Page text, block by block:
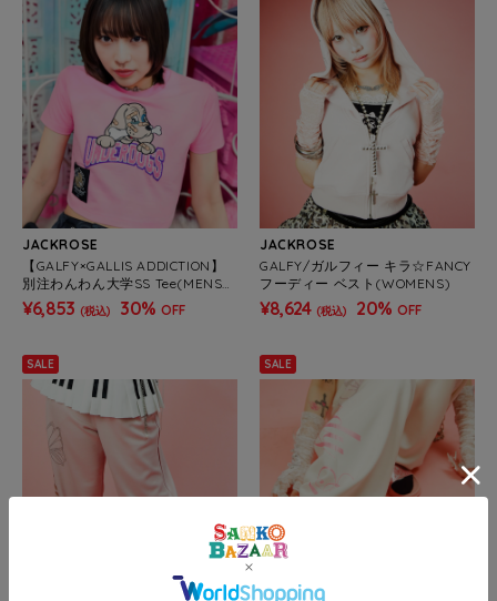
JACKROSE
【GALFY×GALLIS ADDICTION】
別注わんわん大学SS Tee(MENS/
WOMENS)
¥6,853 (税込) 30% OFF
JACKROSE
GALFY/ガルフィー キラ☆FANCY
フーディー ベスト(WOMENS)
¥8,624 (税込) 20% OFF
SALE SALE